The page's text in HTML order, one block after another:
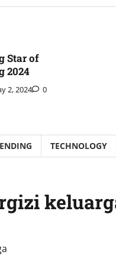
Star of
2024
2, 2024 0
TECHNOLOGY